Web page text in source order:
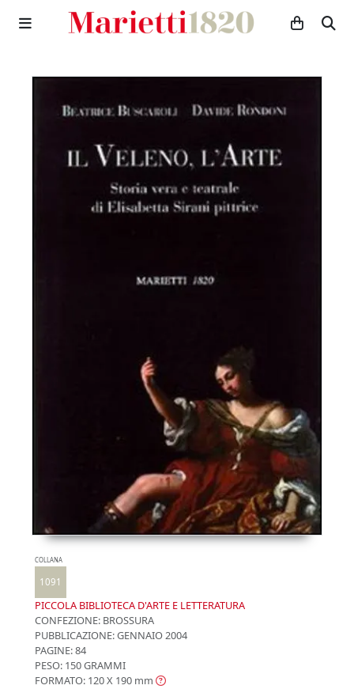
COLLANA
1091
PICCOLA BIBLIOTECA D'ARTE E LETTERATURA
CONFEZIONE: BROSSURA
PUBBLICAZIONE:GENNAIO 2004
PAGINE: 84
PESO: 150 GRAMMI
FORMATO: 120 X 190 mm